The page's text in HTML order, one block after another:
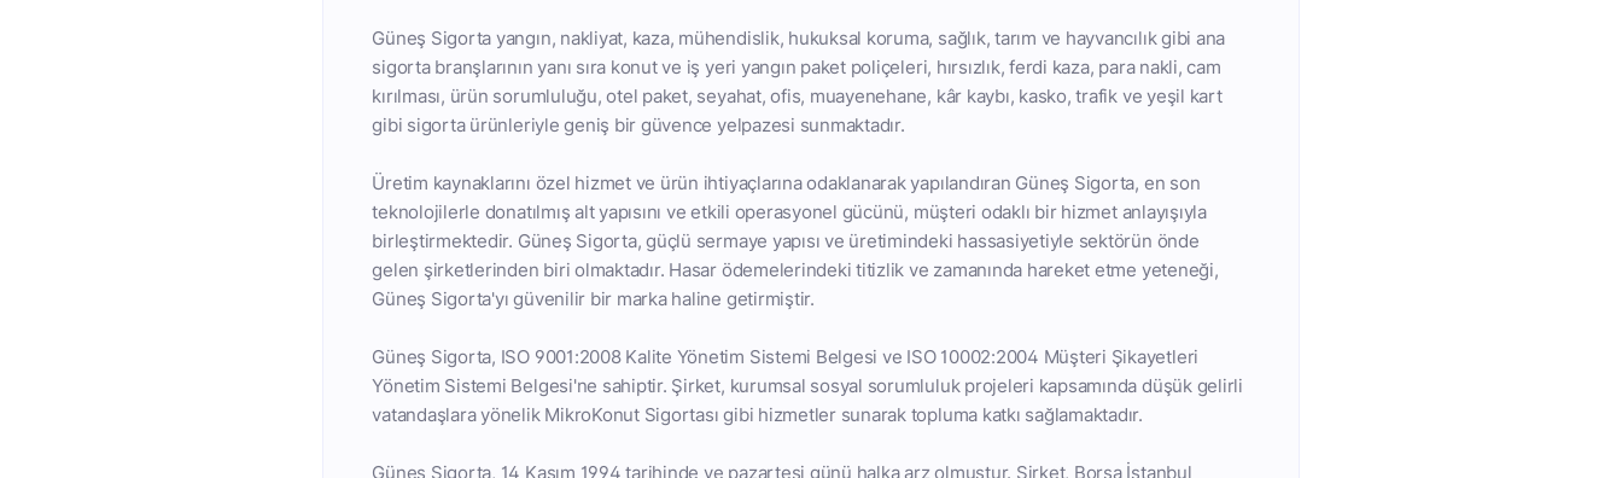
Güneş Sigorta yangın, nakliyat, kaza, mühendislik, hukuksal koruma, sağlık, tarım ve hayvancılık gibi ana
sigorta branşlarının yanı sıra konut ve iş yeri yangın paket poliçeleri, hırsızlık, ferdi kaza, para nakli, cam
kırılması, ürün sorumluluğu, otel paket, seyahat, ofis, muayenehane, kâr kaybı, kasko, trafik ve yeşil kart
gibi sigorta ürünleriyle geniş bir güvence yelpazesi sunmaktadır.
Üretim kaynaklarını özel hizmet ve ürün ihtiyaçlarına odaklanarak yapılandıran Güneş Sigorta, en son
teknolojilerle donatılmış alt yapısını ve etkili operasyonel gücünü, müşteri odaklı bir hizmet anlayışıyla
birleştirmektedir. Güneş Sigorta, güçlü sermaye yapısı ve üretimindeki hassasiyetiyle sektörün önde
gelen şirketlerinden biri olmaktadır. Hasar ödemelerindeki titizlik ve zamanında hareket etme yeteneği,
Güneş Sigorta'yı güvenilir bir marka haline getirmiştir.
Güneş Sigorta, ISO 9001:2008 Kalite Yönetim Sistemi Belgesi ve ISO 10002:2004 Müşteri Şikayetleri
Yönetim Sistemi Belgesi'ne sahiptir. Şirket, kurumsal sosyal sorumluluk projeleri kapsamında düşük gelirli
vatandaşlara yönelik MikroKonut Sigortası gibi hizmetler sunarak topluma katkı sağlamaktadır.
Güneş Sigorta, 14 Kasım 1994 tarihinde ve pazartesi günü halka arz olmuştur. Şirket, Borsa İstanbul